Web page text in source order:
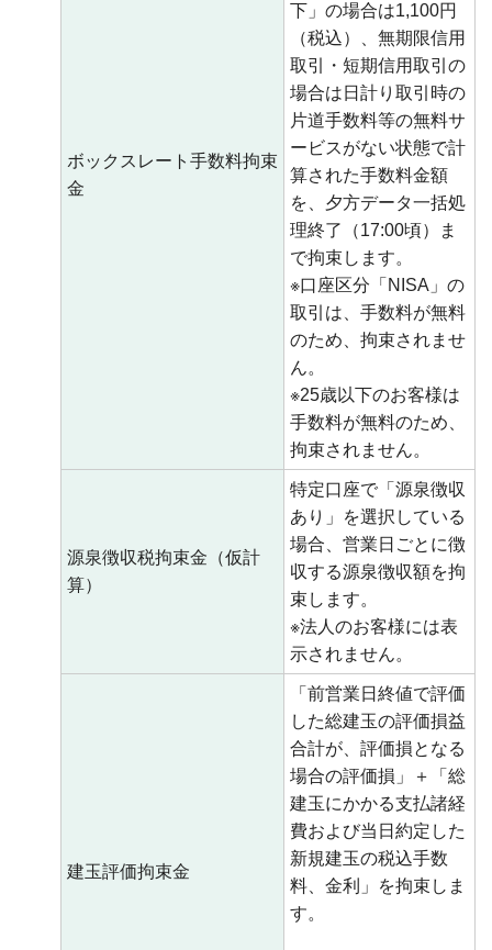
ボックスレート手数料拘束
金
下」の場合は1,100円
（税込）、無期限信用
取引・短期信用取引の
場合は日計り取引時の
片道手数料等の無料サ
ービスがない状態で計
算された手数料金額
を、夕方データ一括処
理終了（17:00頃）ま
で拘束します。
※口座区分「NISA」の
取引は、手数料が無料
のため、拘束されませ
ん。
※25歳以下のお客様は
手数料が無料のため、
拘束されません。
源泉徴収税拘束金（仮計
算）
特定口座で「源泉徴収
あり」を選択している
場合、営業日ごとに徴
収する源泉徴収額を拘
束します。
※法人のお客様には表
示されません。
建玉評価拘束金
「前営業日終値で評価
した総建玉の評価損益
合計が、評価損となる
場合の評価損」＋「総
建玉にかかる支払諸経
費および当日約定した
新規建玉の税込手数
料、金利」を拘束しま
す。